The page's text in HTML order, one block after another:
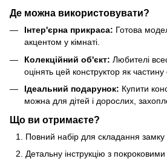
Де можна використовувати?
Інтер'єрна прикраса: Готова
акцентом у кімнаті.
Колекційний об'єкт: Любителі
оцінять цей конструктор як частину
Ідеальний подарунок: Купити
можна для дітей і дорослих,
Що ви отримаєте?
Повний набір для складання замку
Детальну інструкцію з